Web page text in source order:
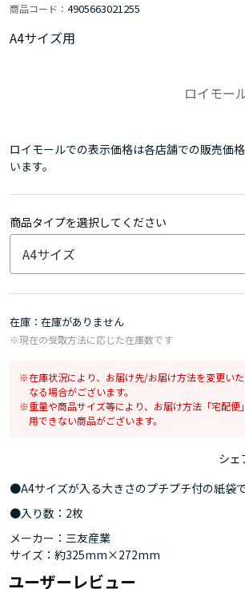
商品コード 4905663021255
A4サイズ用
ロイモー
ロイモールでの表示価格は各店舗での販売価
います。
商品タイプを選択してください
在庫 在庫がありません
※現在の受取方法に応じた在庫数です
在庫状況により、お届け先/お届け方法を変更い
なる場合がございます。
重量や商品サイズ等により、お届け方法「宅配便
用できない商品がございます。
シェ
●A4サイズが入る大きさのプチプチ付の紙袋で
●入り数：2枚
メーカー：三友産業
サイズ：約325mm×272mm
ユーザーレビュー